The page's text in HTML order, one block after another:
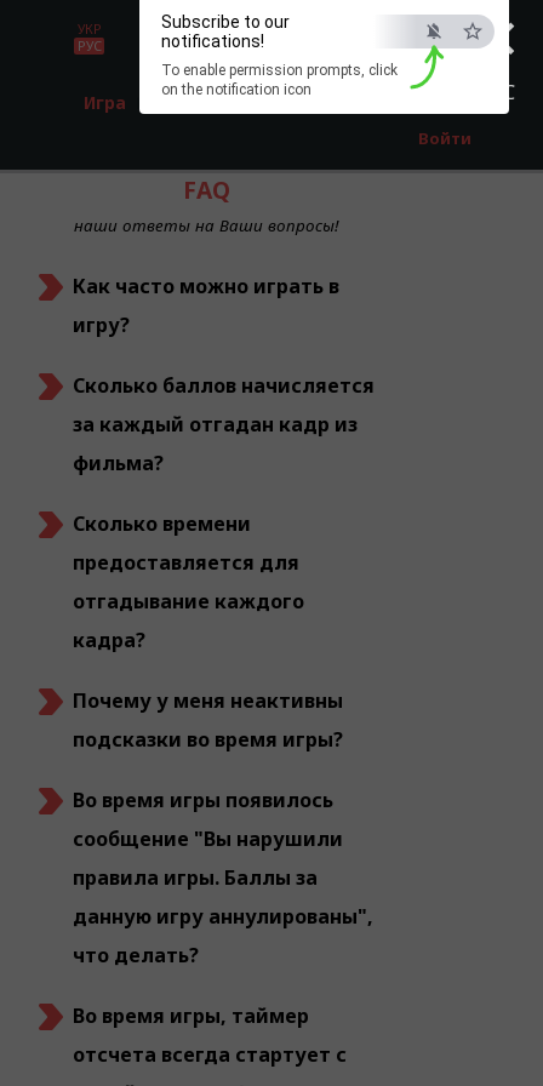
×
ESC
Subscribe to our
notifications!
To enable permission prompts, click
on the notification icon
УКР
РУС
Игра
Войти
FAQ
наши ответы на Ваши вопросы!
Как часто можно играть в
игру?
Сколько баллов начисляется
за каждый отгадан кадр из
фильма?
Сколько времени
предоставляется для
отгадывание каждого
кадра?
Почему у меня неактивны
подсказки во время игры?
Во время игры появилось
сообщение "Вы нарушили
правила игры. Баллы за
данную игру аннулированы",
что делать?
Во время игры, таймер
отсчета всегда стартует с